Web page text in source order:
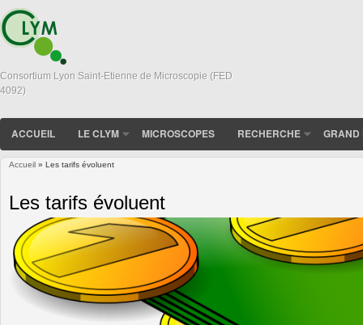
Consortium Lyon Saint-Etienne de Microscopie (FED
4092)
ACCUEIL LE CLYM MICROSCOPES RECHERCHE GRAND
Accueil » Les tarifs évoluent
Les tarifs évoluent